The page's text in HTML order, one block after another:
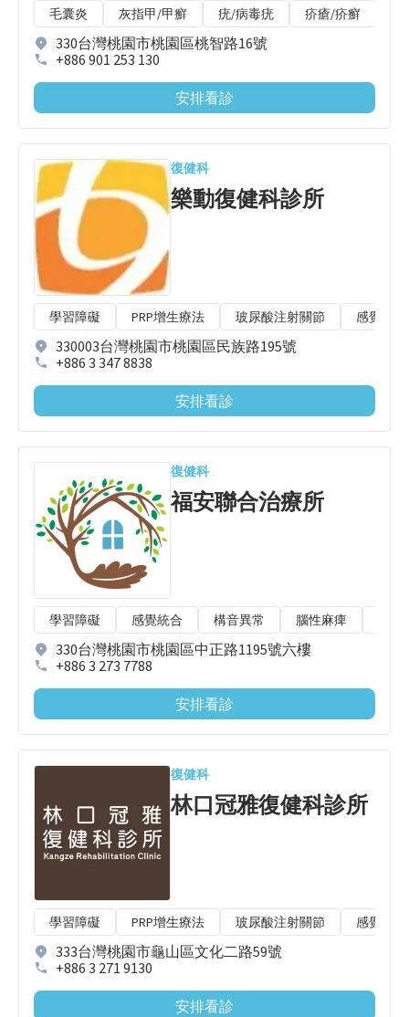
毛囊炎 灰指甲/甲癬 疣/病毒疣 疥瘡/疥癬
330台灣桃園市桃園區桃智路16號
+886 901 253 130
安排看診
復健科
樂動復健科診所
學習障礙 PRP增生療法 玻尿酸注射關節 感覺統合
330003台灣桃園市桃園區民族路195號
+886 3 347 8838
安排看診
復健科
福安聯合治療所
學習障礙 感覺統合 構音異常 腦性麻痺
330台灣桃園市桃園區中正路1195號六樓
+886 3 273 7788
安排看診
復健科
林口冠雅復健科診所
學習障礙 PRP增生療法 玻尿酸注射關節 感覺統合
333台灣桃園市龜山區文化二路59號
+886 3 271 9130
安排看診